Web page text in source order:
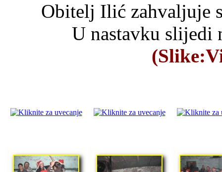
Obitelj Ilić zahvaljuje
U nastavku slijedi